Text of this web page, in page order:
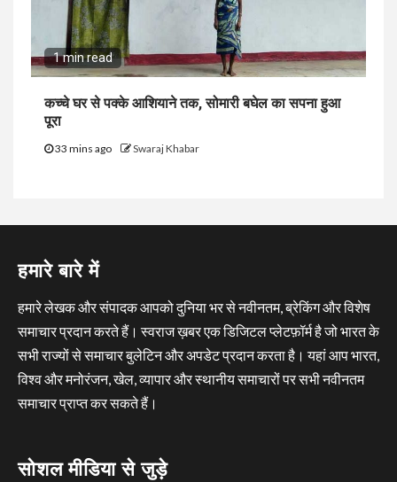
1 min read
कच्चे घर से पक्के आशियाने तक, सोमारी बघेल का सपना हुआ
पूरा
33 mins ago Swaraj Khabar
हमारे बारे में
हमारे लेखक और संपादक आपको दुनिया भर से नवीनतम, ब्रेकिंग और विशेष
समाचार प्रदान करते हैं। स्वराज ख़बर एक डिजिटल प्लेटफ़ॉर्म है जो भारत के
सभी राज्यों से समाचार बुलेटिन और अपडेट प्रदान करता है। यहां आप भारत,
विश्व और मनोरंजन, खेल, व्यापार और स्थानीय समाचारों पर सभी नवीनतम
समाचार प्राप्त कर सकते हैं।
सोशल मीडिया से जुड़े